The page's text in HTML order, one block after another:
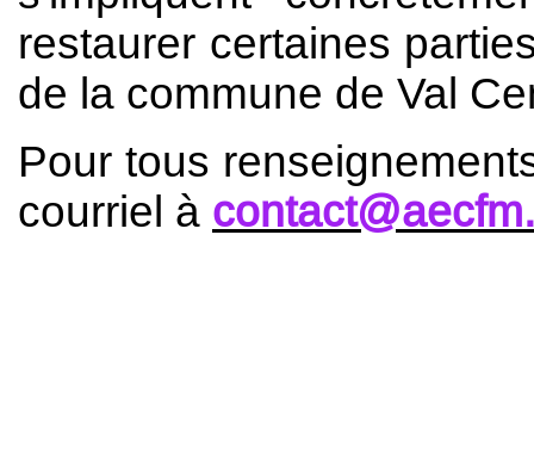
restaurer certaines
de la commune de Val
Pour tous
courriel à